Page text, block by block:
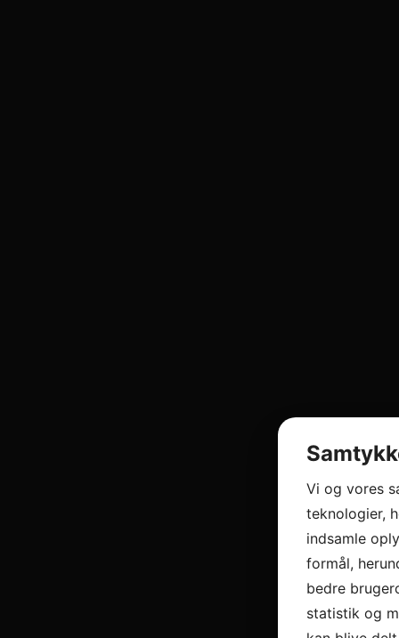
Vi og vores
teknologier,
indsamle
formål,
bedre
statistik og